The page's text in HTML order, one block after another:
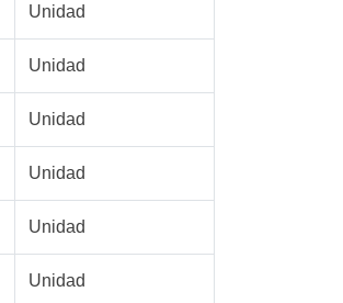
Unidad
Unidad
Unidad
Unidad
Unidad
Unidad